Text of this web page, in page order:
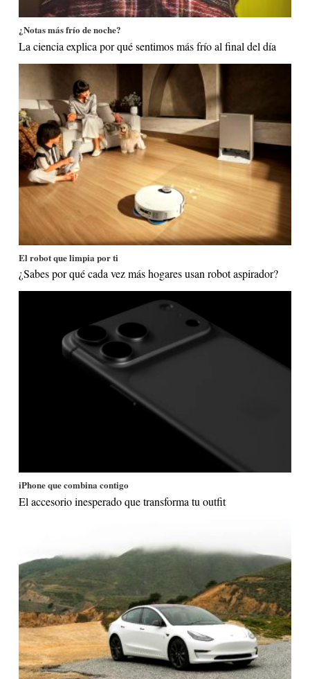
¿Notas más frío de noche?
La ciencia explica por qué sentimos más frío al final del día
El robot que limpia por ti
¿Sabes por qué cada vez más hogares usan robot aspirador?
iPhone que combina contigo
El accesorio inesperado que transforma tu outfit